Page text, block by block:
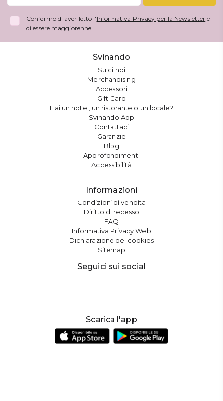
Confermo di aver letto l' Informativa Privacy per la Newsletter e
di essere maggiorenne
Svinando
Su di noi
Merchandising
Accessori
Gift Card
Hai un hotel, un ristorante o un locale?
Svinando App
Contattaci
Garanzie
Blog
Approfondimenti
Accessibilità
Informazioni
Condizioni di vendita
Diritto di recesso
FAQ
Informativa Privacy Web
Dichiarazione dei cookies
Sitemap
Seguici sui social
Scarica l'app